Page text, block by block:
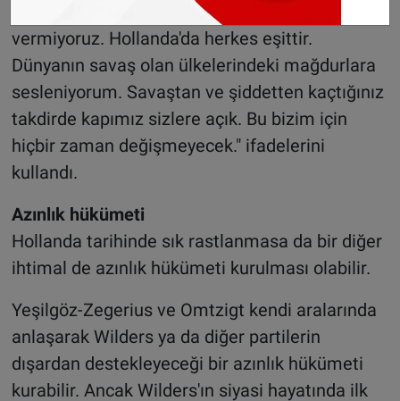
"Hollanda’dan kimsenin gitmesine izin
vermiyoruz. Hollanda'da herkes eşittir.
Dünyanın savaş olan ülkelerindeki mağdurlara
sesleniyorum. Savaştan ve şiddetten kaçtığınız
takdirde kapımız sizlere açık. Bu bizim için
hiçbir zaman değişmeyecek." ifadelerini
kullandı.
Azınlık hükümeti
Hollanda tarihinde sık rastlanmasa da bir diğer
ihtimal de azınlık hükümeti kurulması olabilir.
Yeşilgöz-Zegerius ve Omtzigt kendi aralarında
anlaşarak Wilders ya da diğer partilerin
dışardan destekleyeceği bir azınlık hükümeti
kurabilir. Ancak Wilders'ın siyasi hayatında ilk